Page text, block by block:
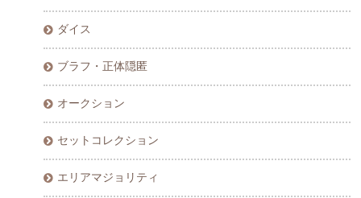
ダイス
ブラフ・正体隠匿
オークション
セットコレクション
エリアマジョリティ